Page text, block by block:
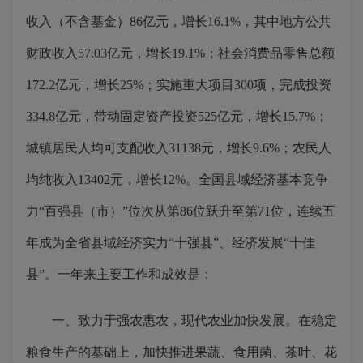
收入（不含基金）86亿元，增长16.1%，其中地方公共
财政收入57.03亿元，增长19.1%；社会消费品零售总额
172.2亿元，增长25%；实施重大项目300项，完成投资
334.8亿元，带动固定资产投资525亿元，增长15.7%；
城镇居民人均可支配收入31138元，增长9.6%；农民人
均纯收入13402元，增长12%。全国县域经济基本竞争
力“百强县（市）”位次从第86位跃升至第71位，连续五
年成为全省县域经济实力“十强县”、经济发展“十佳
县”。一年来主要工作和成效是：
一、致力于强农惠农，现代农业加快发展。在稳定
粮食生产的基础上，加快推进果蔬、食用菌、茶叶、花